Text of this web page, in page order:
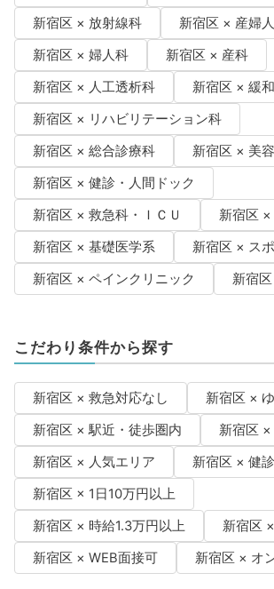
新宿区 × 放射線科
新宿区 × 産婦
新宿区 × 婦人科
新宿区 × 産科
新宿区 × 人工透析科
新宿区 × 緩
新宿区 × リハビリテーション科
新宿区 × 総合診療科
新宿区 × 美
新宿区 × 健診・人間ドック
新宿区 × 救急科・ＩＣＵ
新宿区
新宿区 × 基礎医学系
新宿区 × ス
新宿区 × ペインクリニック
新宿
こだわり条件から探す
新宿区 × 救急対応なし
新宿区 ×
新宿区 × 駅近・徒歩圏内
新宿区 ×
新宿区 × 人気エリア
新宿区 × 健診
新宿区 × 1日10万円以上
新宿区 × 時給1.3万円以上
新宿区
新宿区 × WEB面接可
新宿区 × オ